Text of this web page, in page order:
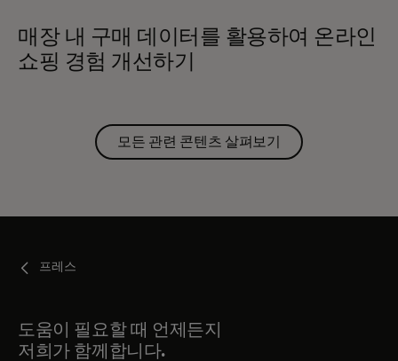
매장 내 구매 데이터를 활용하여 온라인
쇼핑 경험 개선하기
모든 관련 콘텐츠 살펴보기
프레스
도움이 필요할 때 언제든지
저희가 함께합니다.